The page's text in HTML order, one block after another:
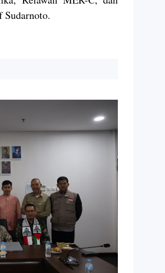
Sudarnoto.